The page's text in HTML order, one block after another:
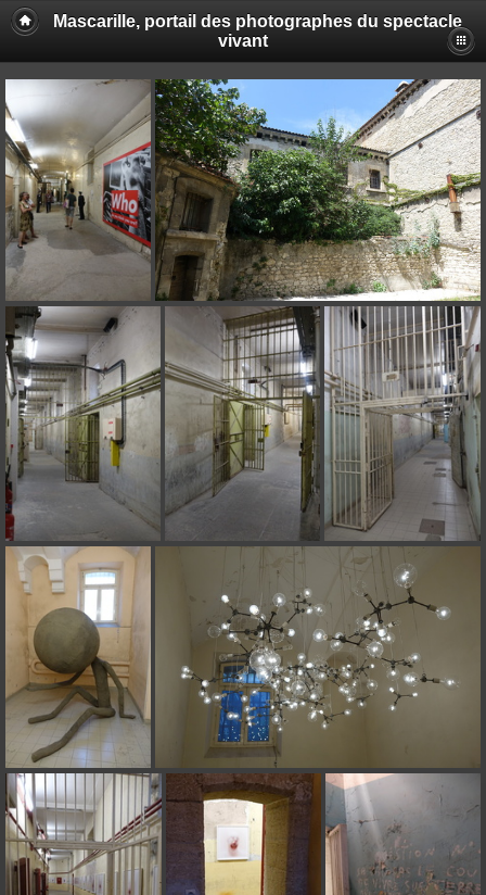
Mascarille, portail des photographes du spectacle
vivant